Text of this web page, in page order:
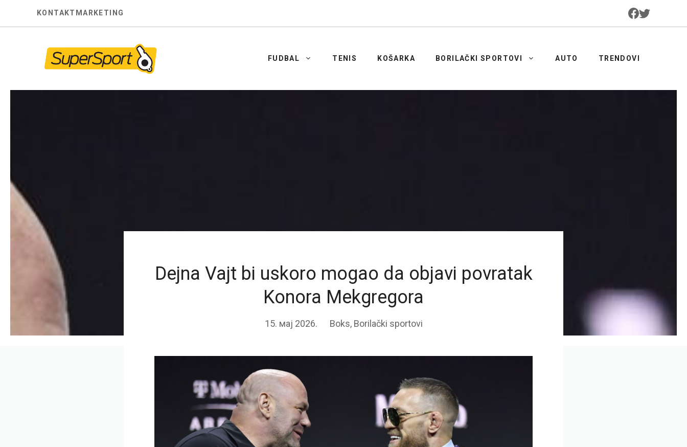
KONTAKT MARKETING
FUDBAL TENIS KOŠARKA BORILAČKI SPORTOVI AUTO TRENDOVI
Dejna Vajt bi uskoro mogao da objavi povratak
Konora Mekgregora
15. мај 2026. Boks, Borilački sportovi